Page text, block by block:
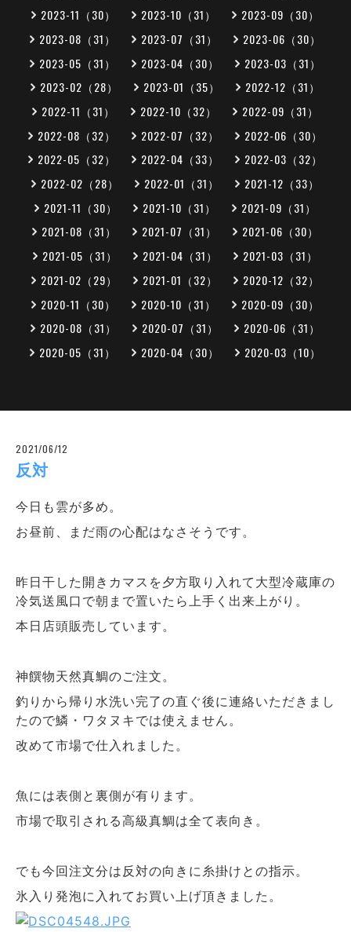
2023-11（30）
2023-10（31）
2023-09（30）
2023-08（31）
2023-07（31）
2023-06（30）
2023-05（31）
2023-04（30）
2023-03（31）
2023-02（28）
2023-01（35）
2022-12（31）
2022-11（31）
2022-10（32）
2022-09（31）
2022-08（32）
2022-07（32）
2022-06（30）
2022-05（32）
2022-04（33）
2022-03（32）
2022-02（28）
2022-01（31）
2021-12（33）
2021-11（30）
2021-10（31）
2021-09（31）
2021-08（31）
2021-07（31）
2021-06（30）
2021-05（31）
2021-04（31）
2021-03（31）
2021-02（29）
2021-01（32）
2020-12（32）
2020-11（30）
2020-10（31）
2020-09（30）
2020-08（31）
2020-07（31）
2020-06（31）
2020-05（31）
2020-04（30） 2020-03（10）
2021/06/12
反対
今日も雲が多め。
お昼前、まだ雨の心配はなさそうです。
昨日干した開きカマスを夕方取り入れて大型冷蔵庫の
冷気送風口で朝まで置いたら上手く出来上がり。
本日店頭販売しています。
神饌物天然真鯛のご注文。
釣りから帰り水洗い完了の直ぐ後に連絡いただきまし
たので鱗・ワタヌキでは使えません。
改めて市場で仕入れました。
魚には表側と裏側が有ります。
市場で取引される高級真鯛は全て表向き。
でも今回注文分は反対の向きに糸掛けとの指示。
氷入り発泡に入れてお買い上げ頂きました。